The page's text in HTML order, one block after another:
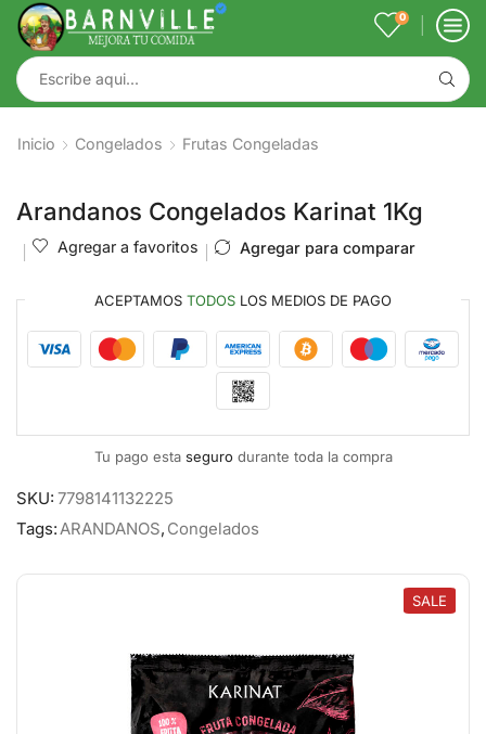
0
Inicio Congelados Frutas Congeladas
Arandanos Congelados Karinat 1Kg
Agregar a favoritos Agregar para comparar
ACEPTAMOS TODOS LOS MEDIOS DE PAGO
Tu pago esta segurodurante toda la compra
SKU: 7798141132225
Tags:ARANDANOS, Congelados
SALE